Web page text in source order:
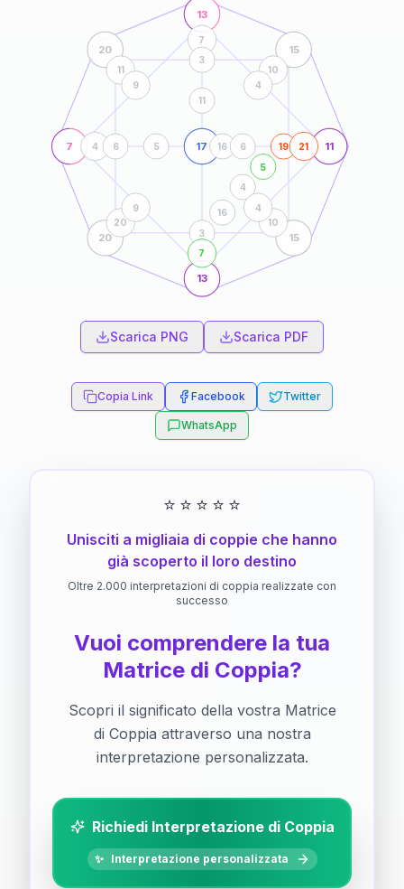
7
13
11
13
17
20 15
20 15
3
16
4
5
19
4
7
21
7
6
3
16 6
5
11
11
9
10
4
20
9
10
4
Scarica PNG Scarica PDF
Copia Link Facebook Twitter
WhatsApp
⭐ ⭐ ⭐ ⭐ ⭐
Unisciti a migliaia di coppie che hanno
già scoperto il loro destino
Oltre 2.000 interpretazioni di coppia realizzate con
successo
Vuoi comprendere la tua
Matrice di Coppia?
Scopri il significato della vostra Matrice
di Coppia attraverso una nostra
interpretazione personalizzata.
Richiedi Interpretazione di Coppia
✨ Interpretazione personalizzata